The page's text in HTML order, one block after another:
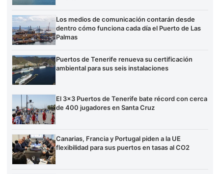
Los medios de comunicación contarán desde
dentro cómo funciona cada día el Puerto de Las
Palmas
Puertos de Tenerife renueva su certificación
ambiental para sus seis instalaciones
El 3×3 Puertos de Tenerife bate récord con cerca
de 400 jugadores en Santa Cruz
Canarias, Francia y Portugal piden a la UE
flexibilidad para sus puertos en tasas al CO2